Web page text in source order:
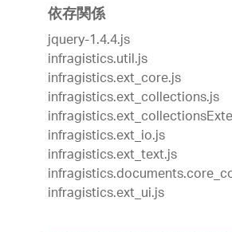
依存関係
jquery-1.4.4.js
infragistics.util.js
infragistics.ext_core.js
infragistics.ext_collections.js
infragistics.ext_io.js
infragistics.ext_text.js
infragistics.ext_ui.js